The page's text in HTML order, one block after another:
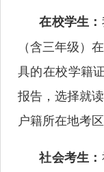
在校学生：
（含三年级）
具的在校学籍
报告，选择就
户籍所在地考
社会考生：